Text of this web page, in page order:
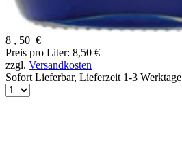
8 , 50 €
Preis pro Liter: 8,50 €
zzgl. Versandkosten
Sofort Lieferbar, Lieferzeit 1-3 Werktage